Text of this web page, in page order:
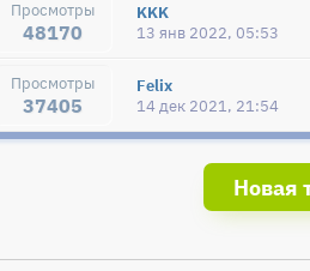
48170
KKK
13 янв 2022, 05:53
37405
Felix
14 дек 2021, 21:54
Новая